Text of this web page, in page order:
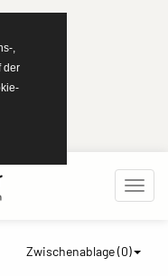
,
der
Zwischenablage (0)